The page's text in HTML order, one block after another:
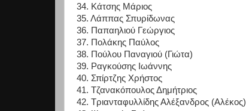
34. Κάτσης Μάριος
35. Λάππας Σπυρίδωνας
36. Παπαηλιού Γεώργιος
37. Πολάκης Παύλος
38. Πούλου Παναγιού (Γιώτα)
39. Ραγκούσης Ιωάννης
40. Σπίρτζης Χρήστος
41. Τζανακόπουλος Δημήτριος
42. Τριανταφυλλίδης Αλέξανδρος (Αλέκος)